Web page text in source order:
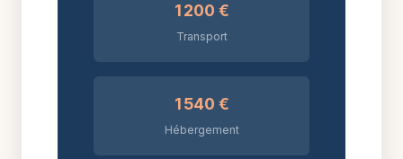
1 200 €
Transport
1 540 €
Hébergement